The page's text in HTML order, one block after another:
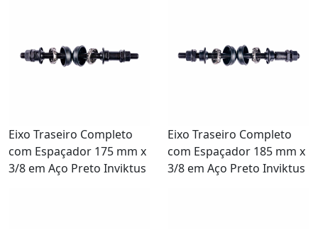
Eixo Traseiro Completo
com Espaçador 175 mm x
3/8 em Aço Preto Inviktus
Eixo Traseiro Completo
com Espaçador 185 mm x
3/8 em Aço Preto Inviktus